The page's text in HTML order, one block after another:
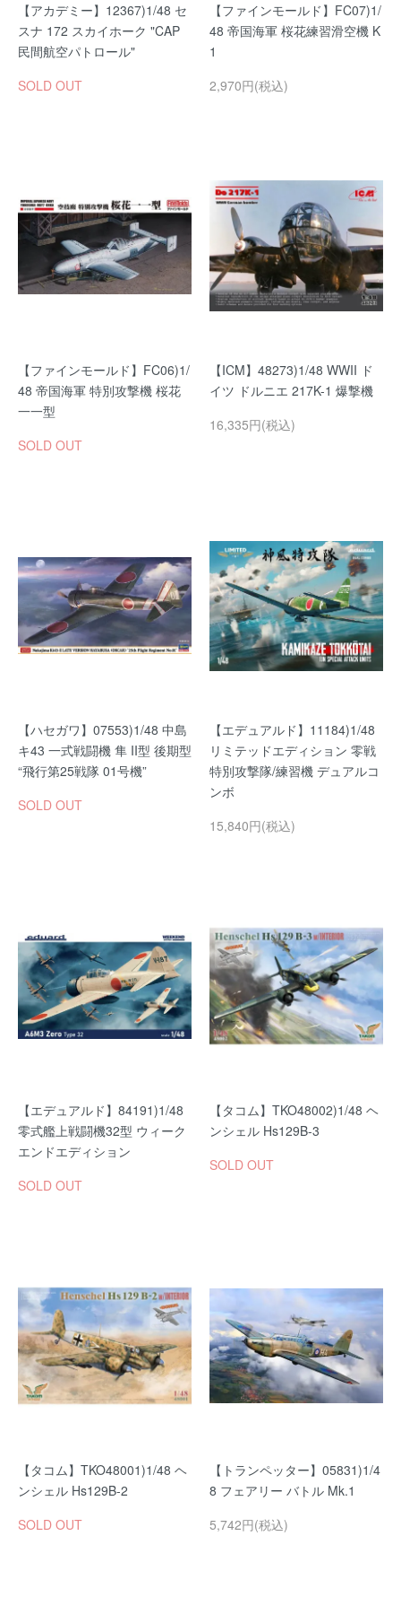
【アカデミー】12367)1/48 セ
スナ 172 スカイホーク "CAP
民間航空パトロール"
SOLD OUT
【ファインモールド】FC07)1/
48 帝国海軍 桜花練習滑空機 K
1
2,970円(税込)
【ファインモールド】FC06)1/
48 帝国海軍 特別攻撃機 桜花
一一型
SOLD OUT
【ICM】48273)1/48 WWII ド
イツ ドルニエ 217K-1 爆撃機
16,335円(税込)
【ハセガワ】07553)1/48 中島
キ43 一式戦闘機 隼 II型 後期型
“飛行第25戦隊 01号機”
SOLD OUT
【エデュアルド】11184)1/48
リミテッドエディション 零戦
特別攻撃隊/練習機 デュアルコ
ンボ
15,840円(税込)
【エデュアルド】84191)1/48
零式艦上戦闘機32型 ウィーク
エンドエディション
SOLD OUT
【タコム】TKO48002)1/48 ヘ
ンシェル Hs129B-3
SOLD OUT
【タコム】TKO48001)1/48 ヘ
ンシェル Hs129B-2
SOLD OUT
【トランペッター】05831)1/4
8 フェアリー バトル Mk.1
5,742円(税込)